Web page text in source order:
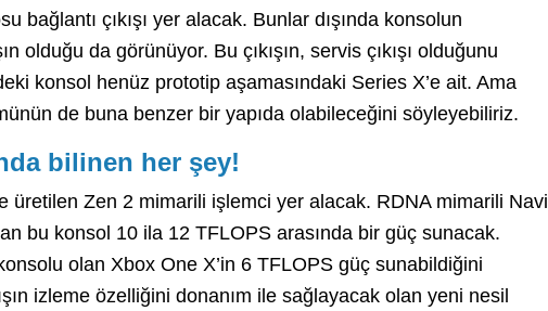
bağlantı çıkışı yer alacak. Bunlar dışında konsolun
olduğu da görünüyor. Bu çıkışın, servis çıkışı olduğunu
konsol henüz prototip aşamasındaki Series X’e ait. Ama
de buna benzer bir yapıda olabileceğini söyleyebiliriz.
bilinen her şey!
üretilen Zen 2 mimarili işlemci yer alacak. RDNA mimarili Navi
bu konsol 10 ila 12 TFLOPS arasında bir güç sunacak.
olan Xbox One X’in 6 TFLOPS güç sunabildiğini
izleme özelliğini donanım ile sağlayacak olan yeni nesil